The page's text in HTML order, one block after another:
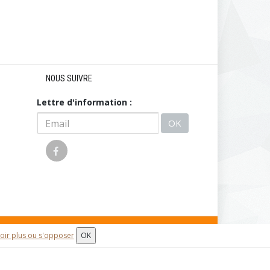
NOUS SUIVRE
Lettre d'information :
OK
plus ou s'opposer OK